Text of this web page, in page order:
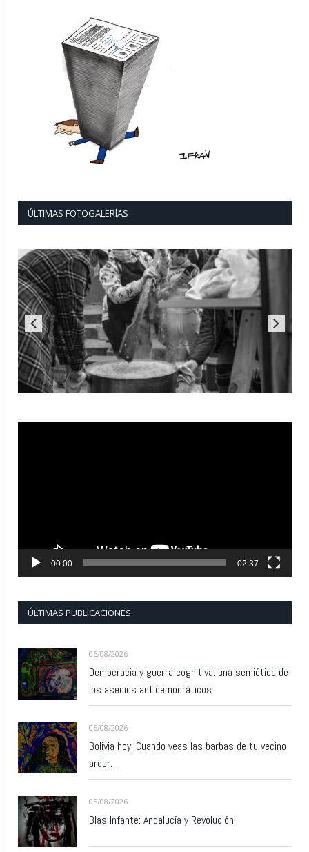
ÚLTIMAS FOTOGALERÍAS
00:00 02:37
ÚLTIMAS PUBLICACIONES
06/08/2026
Democracia y guerra cognitiva: una semiótica de
los asedios antidemocráticos
06/08/2026
Bolivia hoy: Cuando veas las barbas de tu vecino
arder…
05/08/2026
Blas Infante: Andalucía y Revolución.